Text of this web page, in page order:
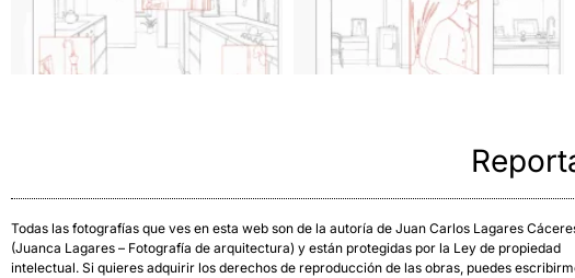
Todas las fotografías que ves en esta web son de la autoría de Juan Carlos Lagares
(Juanca Lagares – Fotografía de arquitectura) y están protegidas por la Ley de propiedad
intelectual. Si quieres adquirir los derechos de reproducción de las obras, puedes